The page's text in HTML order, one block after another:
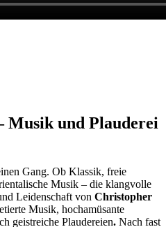
Musik und Plauderei
Gang. Ob Klassik, freie
Musik – die klangvolle
Leidenschaft von Christopher
Musik, hochamüsante
geistreiche Plaudereien. Nach fast